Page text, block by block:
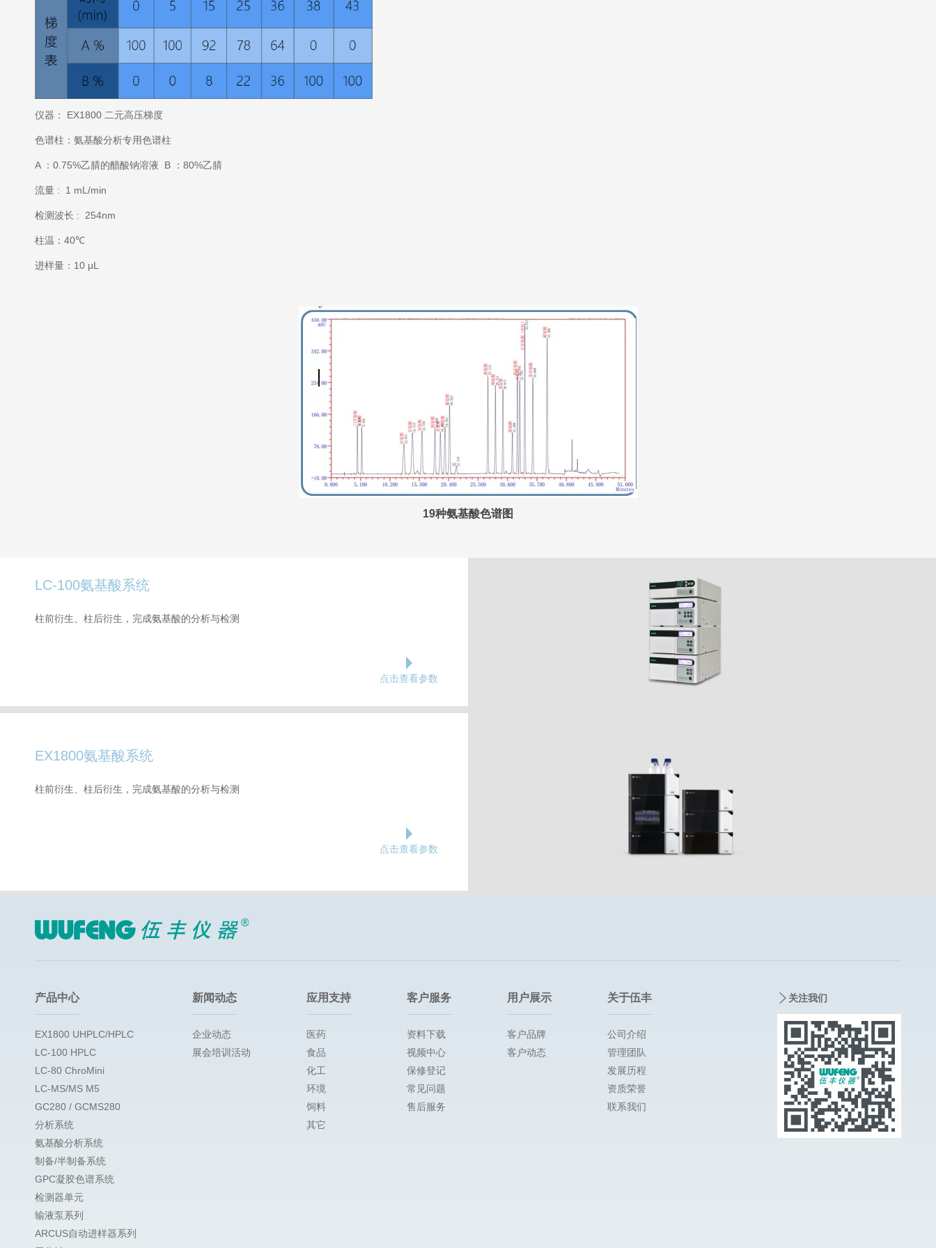
仪器： EX1800 二元高压梯度
色谱柱：氨基酸分析专用色谱柱
A ：0.75%乙腈的醋酸钠溶液 B ：80%乙腈
流量 : 1 mL/min
检测波长 : 254nm
柱温：40℃
进样量：10 μL
19种氨基酸色谱图
LC-100氨基酸系统
柱前衍生、柱后衍生，完成氨基酸的分析与检测
点击查看参数
EX1800氨基酸系统
柱前衍生、柱后衍生，完成氨基酸的分析与检测
点击查看参数
产品中心
EX1800 UHPLC/HPLC
LC-100 HPLC
LC-80 ChroMini
LC-MS/MS M5
GC280 / GCMS280
分析系统
氨基酸分析系统
制备/半制备系统
GPC凝胶色谱系统
检测器单元
输液泵系列
ARCUS自动进样器系列
新闻动态
企业动态
展会培训活动
应用支持
医药
食品
化工
环境
饲料
其它
客户服务
资料下载
视频中心
保修登记
常见问题
售后服务
用户展示
客户品牌
客户动态
关于伍丰
公司介绍
管理团队
发展历程
资质荣誉
联系我们
关注我们